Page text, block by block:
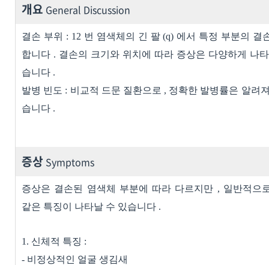
개요 General Discussion
결손 부위 : 12 번 염색체의 긴 팔 (q) 에서 특정 부분의 결
합니다 . 결손의 크기와 위치에 따라 증상은 다양하게 나
습니다 .
발병 빈도 : 비교적 드문 질환으로 , 정확한 발병률은 알려
습니다 .
증상 Symptoms
증상은 결손된 염색체 부분에 따라 다르지만 , 일반적으
같은 특징이 나타날 수 있습니다 .
1. 신체적 특징 :
- 비정상적인 얼굴 생김새